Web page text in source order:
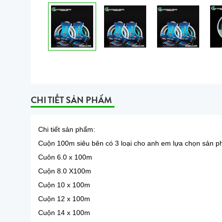
CHI TIẾT SẢN PHẨM
Chi tiết sản phẩm:
Cuộn 100m siêu bên có 3 loại cho anh em lựa chọn sản
Cuôn 6.0 x 100m
Cuộn 8.0 X100m
Cuộn 10 x 100m
Cuộn 12 x 100m
Cuộn 14 x 100m